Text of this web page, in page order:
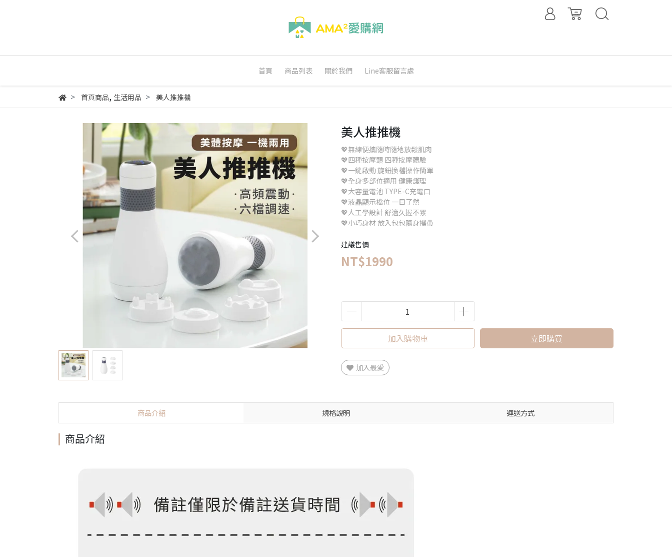
首頁 商品列表 關於我們 Line客服留言處
首頁商品, 生活用品 美人推推機
美人推推機
💖無線便攜隨時隨地放鬆肌肉
💖四種按摩頭 四種按摩體驗
💖一鍵啟動 旋鈕換檔操作簡單
💖全身多部位適用 健康護理
💖大容量電池 TYPE-C充電口
💖液晶顯示檔位 一目了然
💖人工學設計 舒適久握不累
💖小巧身材 放入包包隨身攜帶
建議售價
NT$1990
加入購物車 立即購買
加入最愛
商品介紹 規格說明 運送方式
商品介紹